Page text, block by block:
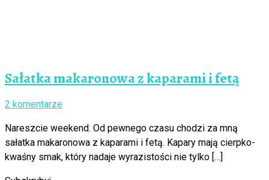
Sałatka makaronowa z kaparami i fetą
2 komentarze
Nareszcie weekend. Od pewnego czasu chodzi za mną
sałatka makaronowa z kaparami i fetą. Kapary mają cierpko-
kwaśny smak, który nadaje wyrazistości nie tylko […]